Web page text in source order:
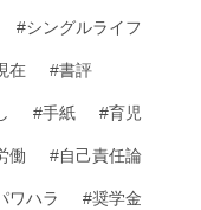
#シングルライフ
在 #書評
#手紙 #育児
働 #自己責任論
ワハラ #奨学金